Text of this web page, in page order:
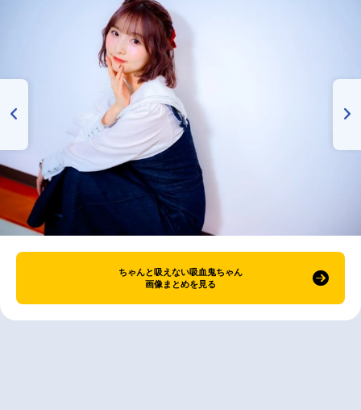
ちゃんと吸えない吸血鬼ちゃん
画像まとめを見る